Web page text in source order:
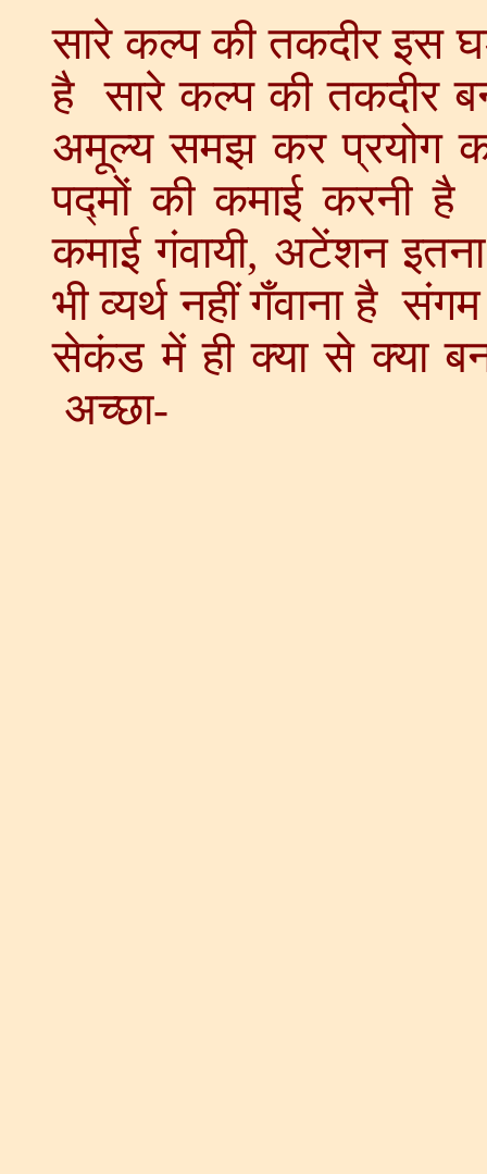
सारे कल्प की तकदीर इस
है सारे कल्प की तकदीर
अमूल्य समझ कर प्रयोग
पद्मों की कमाई करनी है
कमाई गंवायी, अटेंशन
भी व्यर्थ नहीं गँवाना है
सेकंड में ही क्या से क्या
अच्छा-